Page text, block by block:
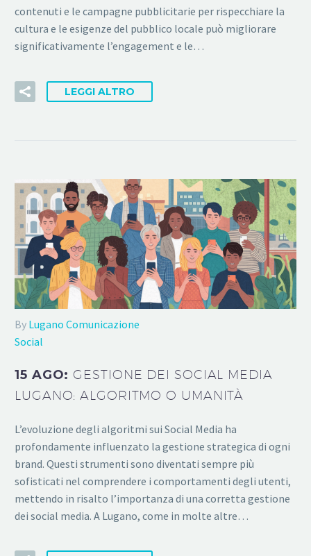
contenuti e le campagne pubblicitarie per rispecchiare la
cultura e le esigenze del pubblico locale può migliorare
significativamente l’engagement e le…
LEGGI ALTRO
By Lugano Comunicazione
Social
15 AGO:GESTIONE DEI SOCIAL MEDIA
LUGANO: ALGORITMO O UMANITÀ
L’evoluzione degli algoritmi sui Social Media ha
profondamente influenzato la gestione strategica di ogni
brand. Questi strumenti sono diventati sempre più
sofisticati nel comprendere i comportamenti degli utenti,
mettendo in risalto l’importanza di una corretta gestione
dei social media. A Lugano, come in molte altre…